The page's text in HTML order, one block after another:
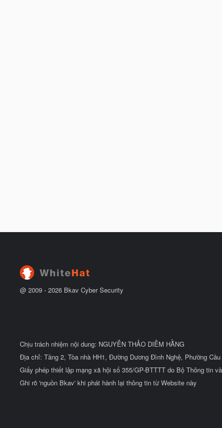
@ 2009 - 2026 Bkav Cyber Security
Chịu trách nhiệm nội dung: NGUYỄN THẢO DIỄM HẰNG
Địa chỉ: Tầng 2, Tòa nhà HH1, Đường Dương Đình Nghệ, Phường
Giấy phép thiết lập mạng xã hội số 355/GP-BTTTT do Bộ Thông tin
Ghi rõ 'nguồn Bkav' khi phát hành lại thông tin từ Website này